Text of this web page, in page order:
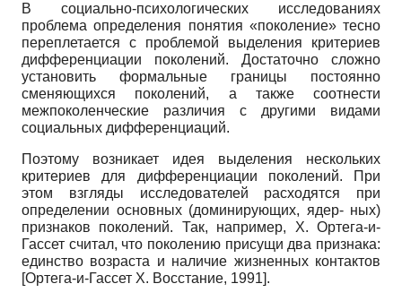
В социально-психологических исследованиях
проблема определения понятия «поколение» тесно
переплетается с проблемой выделения критериев
дифференциации поколений. Достаточно сложно
установить формальные границы постоянно
сменяющихся поколений, а также соотнести
межпоколенче­ские различия с другими видами
социальных дифференциаций.
Поэтому возникает идея выделения нескольких
критериев для дифференциации поколений. При
этом взгляды исследователей расходятся при
определении основных (доминирующих, ядер- ных)
признаков поколений. Так, например, Х. Ор­тега-и-
Гассет считал, что поколению присущи два признака:
единство возраста и наличие жизненных контактов
[Ортега-и-Гассет Х. Восстание, 1991].